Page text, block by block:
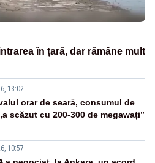
în țară, dar rămâne mult
13:02
orar de seară, consumul de
scăzut cu 200-300 de megawați”
10:57